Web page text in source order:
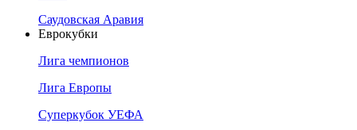
Саудовская Аравия
Еврокубки
Лига чемпионов
Лига Европы
Суперкубок УЕФА